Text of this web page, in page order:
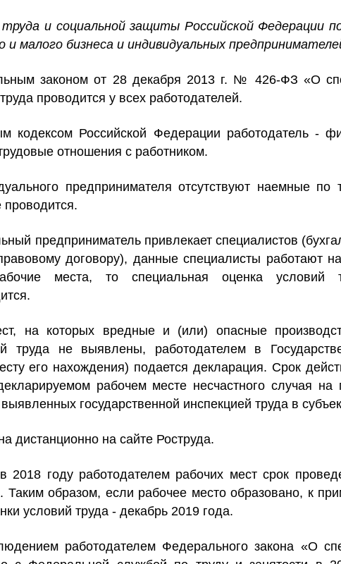
и социальной защиты Российской Федерации
и малого бизнеса и индивидуальных
законом от 28 декабря 2013 г. № 426-ФЗ «О
проводится у всех работодателей.
кодексом Российской Федерации работодатель -
отношения с работником.
предпринимателя отсутствуют наемные по
проводится.
предприниматель привлекает специалистов
договору), данные специалисты работают
места, то специальная оценка условий
на которых вредные и (или) опасные
труда не выявлены, работодателем в
его нахождения) подается декларация. Срок
рабочем месте несчастного случая на
государственной инспекцией труда в
дистанционно на сайте Роструда.
году работодателем рабочих мест срок
Таким образом, если рабочее место образовано, к
условий труда - декабрь 2019 года.
работодателем Федерального закона «О